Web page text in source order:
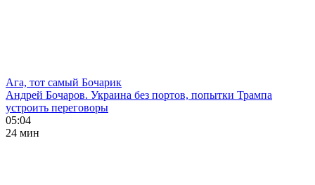
Ага, тот самый Бочарик
Андрей Бочаров. Украина без портов, попытки Трампа
устроить переговоры
05:04
24 мин